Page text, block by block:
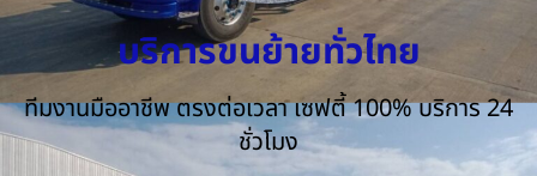
บริการขนย้ายทั่วไทย
ทีมงานมืออาชีพ ตรงต่อเวลา เซฟตี้ 100% บริการ 24
ชั่วโมง